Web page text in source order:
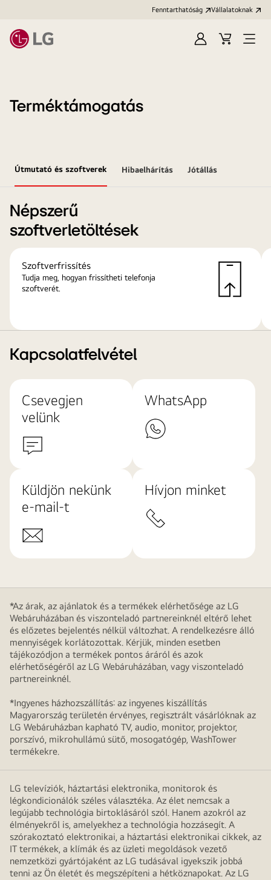
Fenntarthatóság Vállalatoknak
Bejelentkezés
KosárMenü
Terméktámogatás
Útmutató és szoftverek Hibaelhárítás Jótállás
Népszerű
szoftverletöltések
Szoftverfrissítés
Tudja meg, hogyan frissítheti telefonja
szoftverét.
Kapcsolatfelvétel
Csevegjen
velünk
WhatsApp
Küldjön nekünk
e-mail-t
Hívjon minket
*Az árak, az ajánlatok és a termékek elérhetősége az LG
Webáruházában és viszonteladó partnereinknél eltérő lehet
és előzetes bejelentés nélkül változhat. A rendelkezésre álló
mennyiségek korlátozottak. Kérjük, minden esetben
tájékozódjon a termékek pontos áráról és azok
elérhetőségéről az LG Webáruházában, vagy viszonteladó
partnereinknél.
*Ingyenes házhozszállítás: az ingyenes kiszállítás
Magyarország területén érvényes, regisztrált vásárlóknak az
LG Webáruházban kapható TV, audio, monitor, projektor,
porszívó, mikrohullámú sütő, mosogatógép, WashTower
termékekre.
LG televíziók, háztartási elektronika, monitorok és
légkondicionálók széles választéka. Az élet nemcsak a
legújabb technológia birtoklásáról szól. Hanem azokról az
élményekről is, amelyekhez a technológia hozzásegít. A
szórakoztató elektronikai, a háztartási elektronikai cikkek, az
IT termékek, a klímák és az üzleti megoldások vezető
nemzetközi gyártójaként az LG tudásával igyekszik jobbá
tenni az Ön életét és megszépíteni a hétköznapokat. Az LG